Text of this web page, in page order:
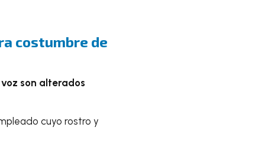
costumbre de
son alterados
cuyo rostro y